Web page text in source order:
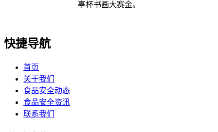
亭杯书画大赛金。
快捷导航
首页
关于我们
食品安全动态
食品安全资讯
联系我们